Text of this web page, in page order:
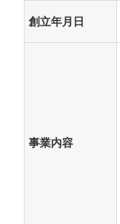
創立年月日
事業内容